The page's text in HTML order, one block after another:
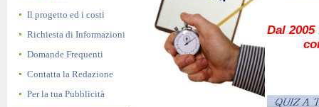
Il progetto ed i costi
Richiesta di Informazioni
Domande Frequenti
Contatta la Redazione
Per la tua Pubblicità
Dal